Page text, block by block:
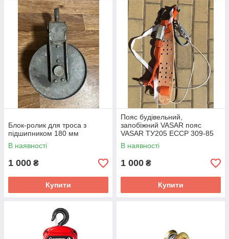
Блок-ролик для троса з
підшипником 180 мм
В наявності
1 000 ₴
Купити
Пояс будівельний,
запобіжний VASAR пояс
VASAR ТУ205 ЕССР 309-85
В наявності
1 000 ₴
Купити